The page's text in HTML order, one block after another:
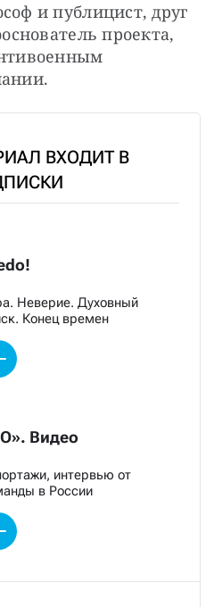
и публицист, друг
проекта,
ВХОДИТ В
Неверие. Духовный
Конец времен
Видео
интервью от
в России